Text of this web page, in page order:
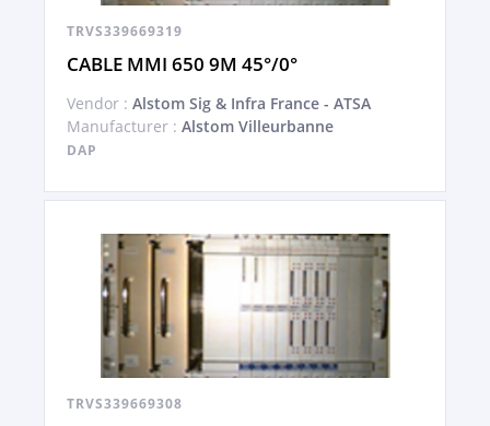
TRVS339669319
CABLE MMI 650 9M 45°/0°
Vendor : Alstom Sig & Infra France - ATSA
Manufacturer : Alstom Villeurbanne
DAP
TRVS339669308